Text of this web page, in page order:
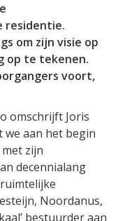
residentie.
om zijn visie op
op te tekenen.
voort,
omschrijft Joris
aan het begin
zijn
decennialang
Noordanus,
bestuurder aan